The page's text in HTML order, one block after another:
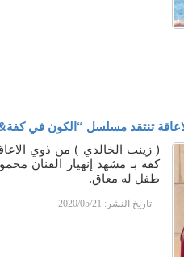
تنتقد مسلسل “الكون في
( زينب الخالدي ) من ذوي
كفه بـ مشهد إنهيار الفنان
طفل له معاق.
تاريخ النشر: 2020/05/21